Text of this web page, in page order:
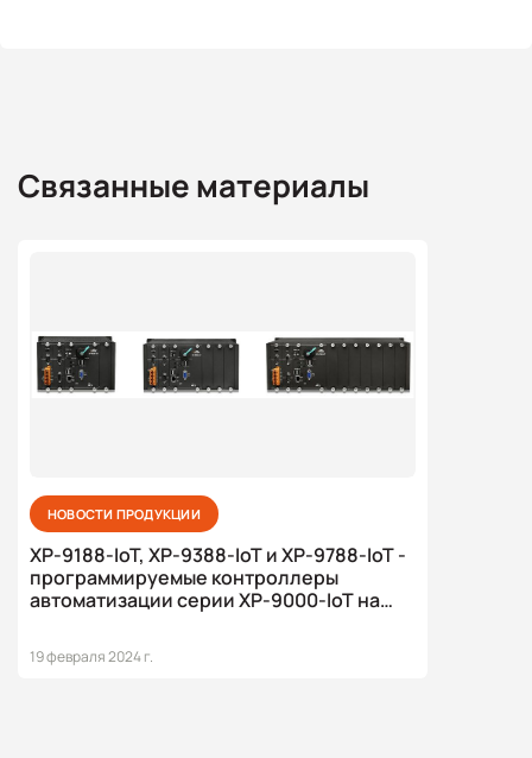
Связанные материалы
НОВОСТИ ПРОДУКЦИИ
XP-9188-IoT, XP-9388-IoT и XP-9788-IoT -
программируемые контроллеры
автоматизации серии XP-9000-IoT на
19 февраля 2024 г.